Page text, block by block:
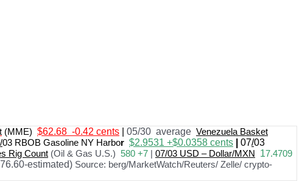
(MME) $62.68 -0.42 cents 05/30 average Venezuela Basket
/03 RBOB Gasoline NY Harbor $2.9531 +$0.0358 cents 07/03
Rig Count (Oil & Gas U.S.) 580 +7 | 07/03 USD – Dollar/MXN 17.4709
estimated) Source: berg/MarketWatch/Reuters/ Zelle/ crypto-